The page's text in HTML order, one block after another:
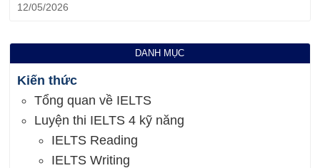
12/05/2026
DANH MỤC
Kiến thức
Tổng quan về IELTS
Luyện thi IELTS 4 kỹ năng
IELTS Reading
IELTS Writing